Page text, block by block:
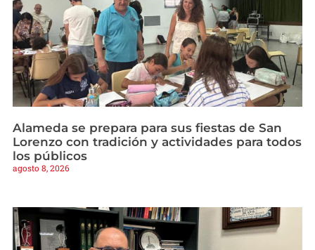
Alameda se prepara para sus fiestas de San
Lorenzo con tradición y actividades para todos
los públicos
agosto 8, 2026